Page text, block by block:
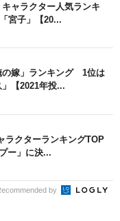
キャラクター人気ランキ
宮子」【20...
の嫁」ランキング 1位は
【2021年投...
ラクターランキングTOP
ー」に決...
by